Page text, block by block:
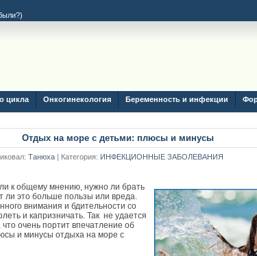
)
цикла Онкогинекология Беременность и инфекции
Отдых на море с детьми: плюсы и минусы
Танюха | Категория: ИНФЕКЦИОННЫЕ ЗАБОЛЕВАНИЯ
к общему мнению, нужно ли брать
ли это больше пользы или вреда.
внимания и бдительности со
и капризничать. Так не удается
очень портит впечатление об
и минусы отдыха на море с